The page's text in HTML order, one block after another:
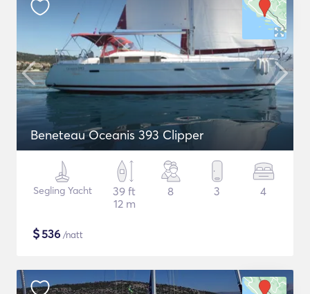
Beneteau Oceanis 393 Clipper
Segling Yacht
39 ft
12 m
8 3 4
$536 /natt